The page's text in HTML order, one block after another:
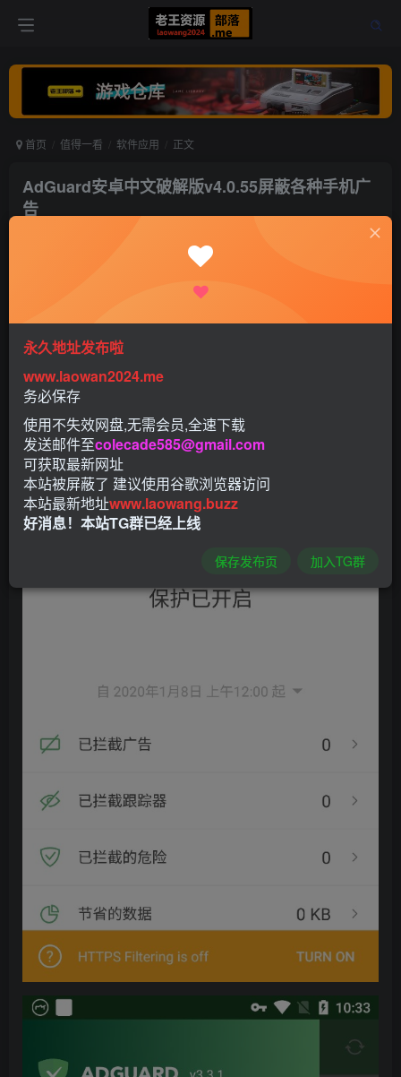
首页 值得一看 软件应用 正文
AdGuard安卓中文破解版v4.0.55屏蔽各种手机广
告
永久地址发布啦
www.laowan2024.me
务必保存
使用不失效网盘,无需会员,全速下载
发送邮件至colecade585@gmail.com
可获取最新网址
本站被屏蔽了 建议使用谷歌浏览器访问
本站最新地址www.laowang.buzz
好消息！本站TG群已经上线
保存发布页 加入TG群